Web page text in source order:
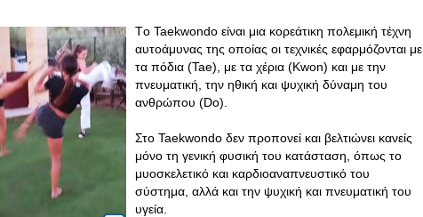
Tο Taekwondo είναι μια κορεάτικη πολεμική τέχνη
αυτοάμυνας της οποίας οι τεχνικές εφαρμόζονται με
τα πόδια (Tae), με τα χέρια (Kwon) και με την
πνευματική, την ηθική και ψυχική δύναμη του
ανθρώπου (Do).
Στο Taekwondo δεν προπονεί και βελτιώνει κανείς
μόνο τη γενική φυσική του κατάσταση, όπως το
μυοσκελετικό και καρδιοαναπνευστικό του
σύστημα, αλλά και την ψυχική και πνευματική του
υγεία.